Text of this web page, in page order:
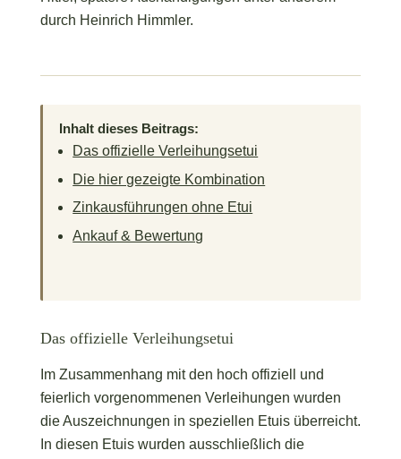
durch Heinrich Himmler.
Inhalt dieses Beitrags:
Das offizielle Verleihungsetui
Die hier gezeigte Kombination
Zinkausführungen ohne Etui
Ankauf & Bewertung
Das offizielle Verleihungsetui
Im Zusammenhang mit den hoch offiziell und
feierlich vorgenommenen Verleihungen wurden
die Auszeichnungen in speziellen Etuis überreicht.
In diesen Etuis wurden ausschließlich die